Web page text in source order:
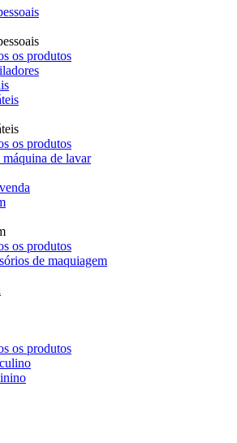
os produtos
os produtos
de lavar
os produtos
de maquiagem
os produtos